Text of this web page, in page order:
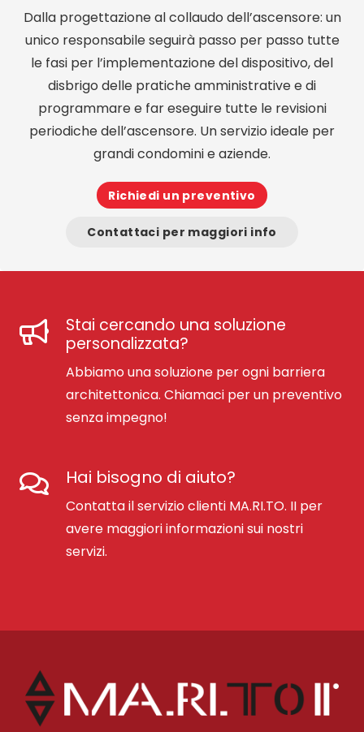
Dalla progettazione al collaudo dell’ascensore: un
unico responsabile seguirà passo per passo tutte
le fasi per l’implementazione del dispositivo, del
disbrigo delle pratiche amministrative e di
programmare e far eseguire tutte le revisioni
periodiche dell’ascensore. Un servizio ideale per
grandi condomini e aziende.
Richiedi un preventivo
Contattaci per maggiori info
Stai cercando una soluzione
personalizzata?
Abbiamo una soluzione per ogni barriera
architettonica. Chiamaci per un preventivo
senza impegno!
Hai bisogno di aiuto?
Contatta il servizio clienti MA.RI.TO. II per
avere maggiori informazioni sui nostri
servizi.